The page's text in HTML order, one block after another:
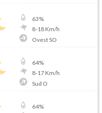
63%
8-18Km/h
Ovest SO
64%
8-17Km/h
Sud O
64%